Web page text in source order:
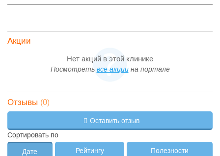
Акции
Нет акций в этой клинике
Посмотреть все акциина портале
Отзывы (0)
Оставить отзыв
Сортировать по
Дате Рейтингу
Полезности